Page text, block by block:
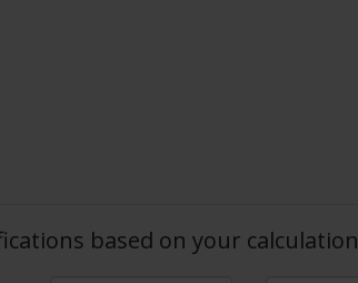
based on your calculation